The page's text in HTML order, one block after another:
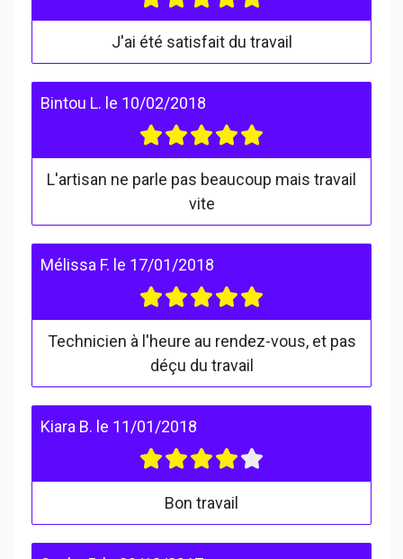
J'ai été satisfait du travail
Bintou L. le 10/02/2018
L'artisan ne parle pas beaucoup mais travail
vite
Mélissa F. le 17/01/2018
Technicien à l'heure au rendez-vous, et pas
déçu du travail
Kiara B. le 11/01/2018
Bon travail